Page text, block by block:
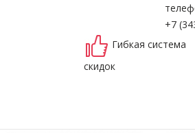
+7
Гибкая система
скидок